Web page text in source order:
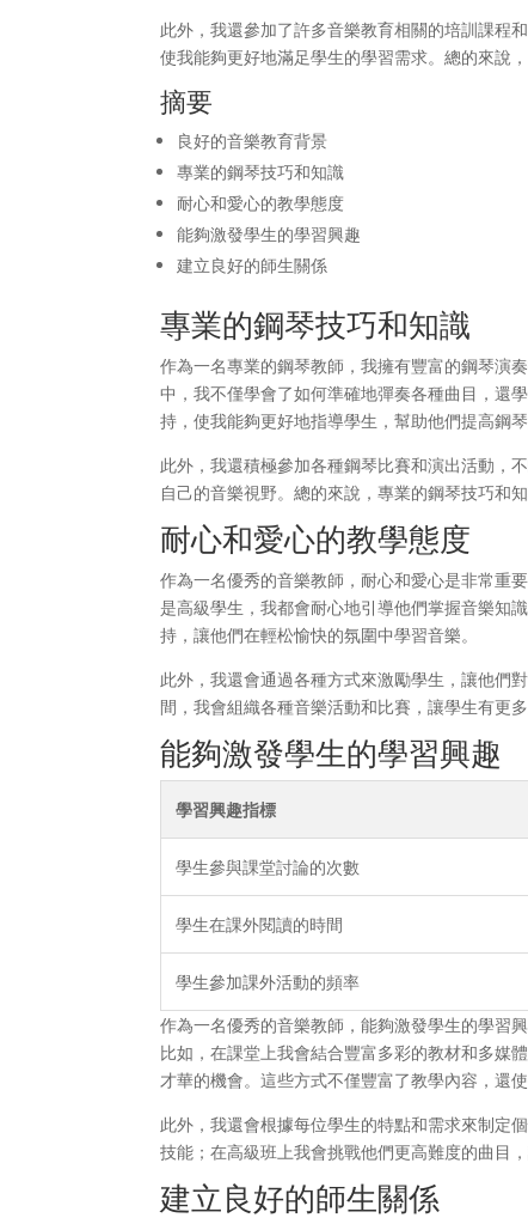
此外，我還參加了許多音樂教育相關的培訓課程
使我能夠更好地滿足學生的學習需求。總的來說
摘要
良好的音樂教育背景
專業的鋼琴技巧和知識
耐心和愛心的教學態度
能夠激發學生的學習興趣
建立良好的師生關係
專業的鋼琴技巧和知識
作為一名專業的鋼琴教師，我擁有豐富的鋼琴演
中，我不僅學會了如何準確地彈奏各種曲目，還
持，使我能夠更好地指導學生，幫助他們提高鋼琴
此外，我還積極參加各種鋼琴比賽和演出活動，
自己的音樂視野。總的來說，專業的鋼琴技巧和
耐心和愛心的教學態度
作為一名優秀的音樂教師，耐心和愛心是非常重
是高級學生，我都會耐心地引導他們掌握音樂知
持，讓他們在輕松愉快的氛圍中學習音樂。
此外，我還會通過各種方式來激勵學生，讓他們
間，我會組織各種音樂活動和比賽，讓學生有更
能夠激發學生的學習興趣
學習興趣指標
學生參與課堂討論的次數
學生在課外閱讀的時間
學生參加課外活動的頻率
作為一名優秀的音樂教師，能夠激發學生的學習
比如，在課堂上我會結合豐富多彩的教材和多媒
才華的機會。這些方式不僅豐富了教學內容，還
此外，我還會根據每位學生的特點和需求來制定
技能；在高級班上我會挑戰他們更高難度的曲目
建立良好的師生關係